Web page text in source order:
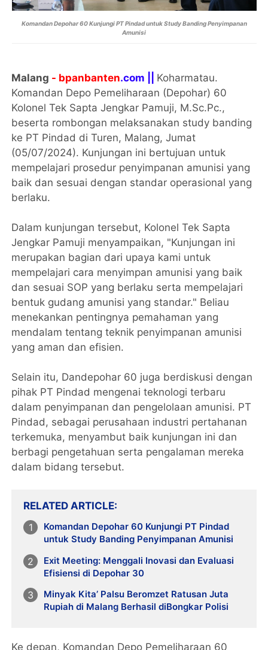
Komandan Depohar 60 Kunjungi PT Pindad untuk Study Banding Penyimpanan
Amunisi
Malang - bpanbanten.com || Koharmatau.
Komandan Depo Pemeliharaan (Depohar) 60
Kolonel Tek Sapta Jengkar Pamuji, M.Sc.Pc.,
beserta rombongan melaksanakan study banding
ke PT Pindad di Turen, Malang, Jumat
(05/07/2024). Kunjungan ini bertujuan untuk
mempelajari prosedur penyimpanan amunisi yang
baik dan sesuai dengan standar operasional yang
berlaku.
Dalam kunjungan tersebut, Kolonel Tek Sapta
Jengkar Pamuji menyampaikan, "Kunjungan ini
merupakan bagian dari upaya kami untuk
mempelajari cara menyimpan amunisi yang baik
dan sesuai SOP yang berlaku serta mempelajari
bentuk gudang amunisi yang standar." Beliau
menekankan pentingnya pemahaman yang
mendalam tentang teknik penyimpanan amunisi
yang aman dan efisien.
Selain itu, Dandepohar 60 juga berdiskusi dengan
pihak PT Pindad mengenai teknologi terbaru
dalam penyimpanan dan pengelolaan amunisi. PT
Pindad, sebagai perusahaan industri pertahanan
terkemuka, menyambut baik kunjungan ini dan
berbagi pengetahuan serta pengalaman mereka
dalam bidang tersebut.
RELATED ARTICLE
Komandan Depohar 60 Kunjungi PT Pindad
untuk Study Banding Penyimpanan Amunisi
Exit Meeting: Menggali Inovasi dan Evaluasi
Efisiensi di Depohar 30
Minyak Kita’ Palsu Beromzet Ratusan Juta
Rupiah di Malang Berhasil diBongkar Polisi
Ke depan, Komandan Depo Pemeliharaan 60